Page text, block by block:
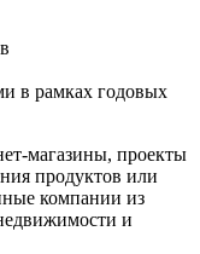
в рамках годовых
магазины, проекты
продуктов или
компании из
и